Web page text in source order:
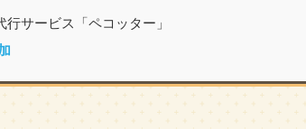
サービス「ペコッター」